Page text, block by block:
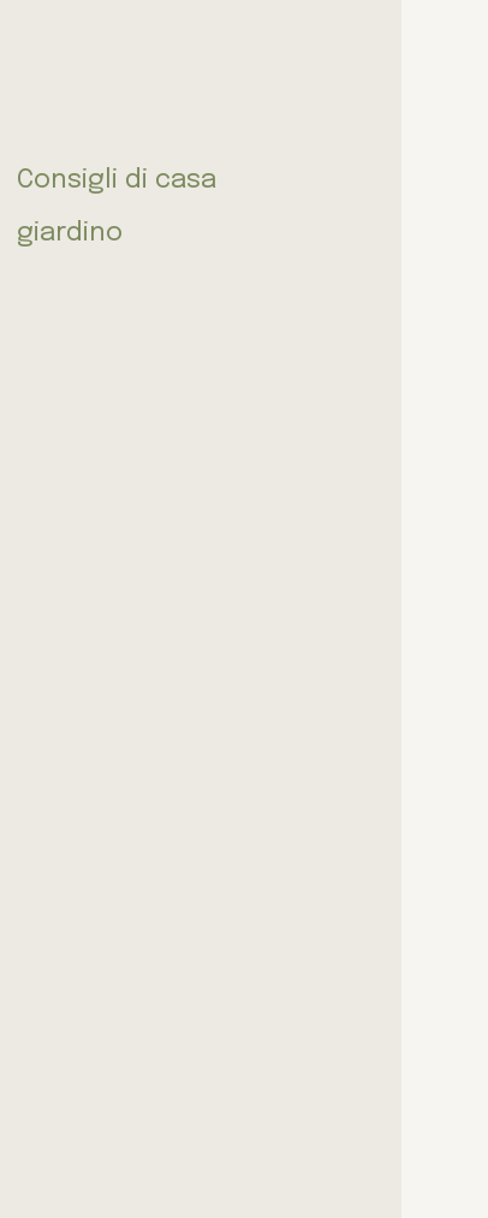
Consigli di casa
giardino